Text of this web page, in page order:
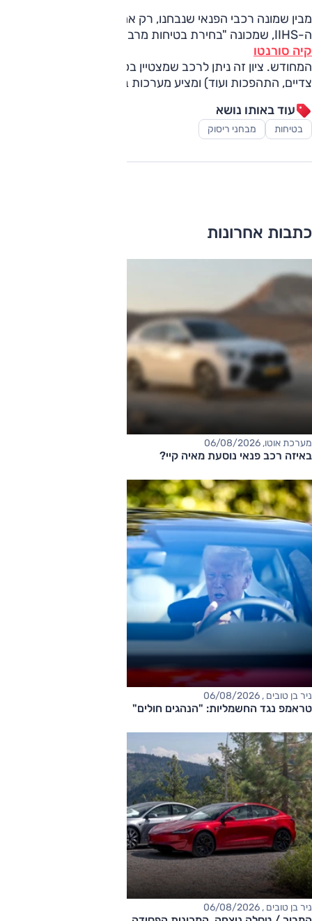
מבין שמונה רכבי הפנאי שנבחנו, רק אחד זכה לציון המרבי של
ה-IIHS, שמכונה "בחירת בטיחות מרבית פלוס":
קיה סורנטו
המחודש. ציון זה ניתן לרכב שמצטיין בכל מבחני הריסוק (קדמיים,
צדיים, התהפכות ועוד) ומציע מערכות בטיחות מתקדמות.
עוד באותו נושא
בטיחות מבחני ריסוק
כתבות אחרונות
מערכת אוטו, 06/08/2026
באיזה רכב פנאי נוסעת מאיה קיי?
ניר בן טובים , 06/08/2026
טראמפ נגד החשמליות: "הנהגים חולים"
ניר בן טובים , 06/08/2026